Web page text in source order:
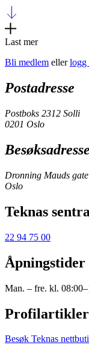
Last mer
Bli medlem ellerlogg
Postadresse
Postboks 2312 Solli
0201 Oslo
Besøksadresse
Dronning Mauds
Oslo
Teknas
22 94 75 00
Åpningstider
Man. – fre. kl.
Profilartikler
Besøk Teknas